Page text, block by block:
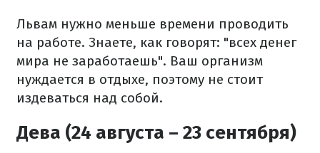
Львам нужно меньше времени проводить
на работе. Знаете, как говорят: "всех денег
мира не заработаешь". Ваш организм
нуждается в отдыхе, поэтому не стоит
издеваться над собой.
Дева (24 августа – 23 сентября)